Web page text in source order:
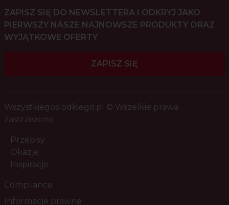
ZAPISZ SIĘ DO NEWSLETTERA I ODKRYJ JAKO
PIERWSZY NASZE NAJNOWSZE PRODUKTY ORAZ
WYJĄTKOWE OFERTY
ZAPISZ SIĘ
Wszystkiegoslodkiego.pl © Wszelkie prawa
zastrzeżone
Przepisy
Okazje
Inspiracje
Compliance
Informacje prawne